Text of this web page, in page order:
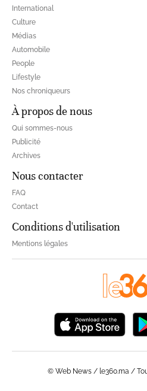
International
Culture
Médias
Automobile
People
Lifestyle
Nos chroniqueurs
À propos de nous
Qui sommes-nous
Publicité
Archives
Nous contacter
FAQ
Contact
Conditions d'utilisation
Mentions légales
© Web News / le360.ma /